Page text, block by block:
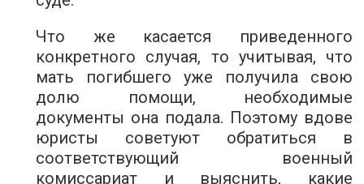
Что же касается приведенного
конкретного случая, то учитывая, что
мать погибшего уже получила свою
долю помощи, необходимые
документы она подала. Поэтому вдове
юристы советуют обратиться в
соответствующий военный
комиссариат и выяснить, какие